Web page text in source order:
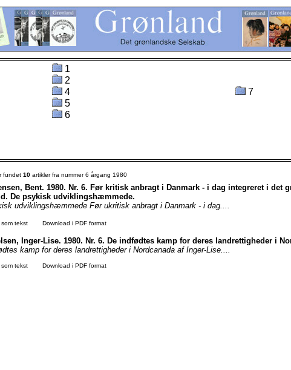
1
2
4
5
6
7
fundet 10 artikler fra nummer 6 årgang 1980
Bent. 1980. Nr. 6. Før kritisk anbragt i Danmark - i dag integreret i det
De psykisk udviklingshæmmede.
udviklingshæmmede Før ukritisk anbragt i Danmark - i dag....
tekst Download i PDF format
Inger-Lise. 1980. Nr. 6. De indfødtes kamp for deres landrettigheder i
kamp for deres landrettigheder i Nordcanada af Inger-Lise....
tekst Download i PDF format